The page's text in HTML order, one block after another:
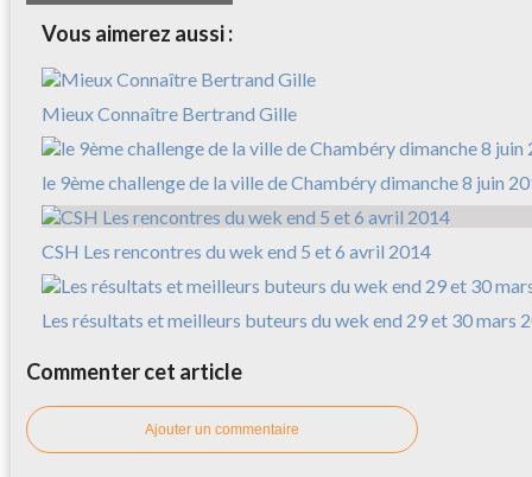
Vous aimerez aussi :
Mieux Connaître Bertrand Gille
le 9ème challenge de la ville de Chambéry dimanche 8 juin
CSH Les rencontres du wek end 5 et 6 avril 2014
Les résultats et meilleurs buteurs du wek end 29 et 30 mars
Commenter cet article
Ajouter un commentaire